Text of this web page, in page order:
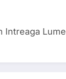
Intreaga Lume